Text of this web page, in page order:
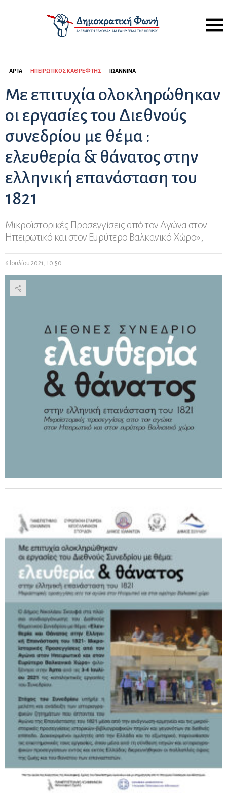
Menu
ΆΡΤΑ ΗΠΕΙΡΏΤΙΚΟΣ ΚΑΘΡΈΦΤΗΣ ΙΩΆΝΝΙΝΑ
Με επιτυχία ολοκληρώθηκαν
οι εργασίες του Διεθνούς
συνεδρίου με θέμα :
ελευθερία & θάνατος στην
ελληνική επανάσταση του
1821
Μικροϊστορικές Προσεγγίσεις από τον Αγώνα στον
Ηπειρωτικό και στον Ευρύτερο Βαλκανικό Χώρο»,
6 Ιουλίου 2021, 10:50